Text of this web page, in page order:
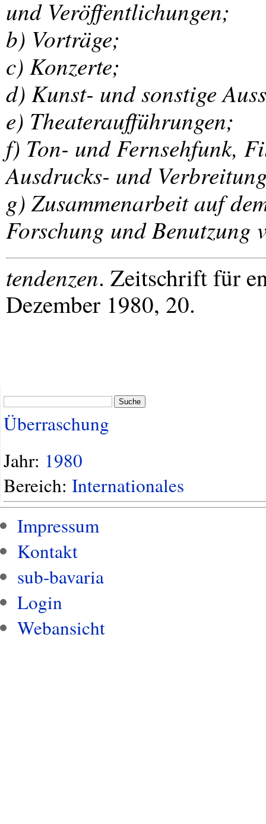
und Veröffentlichungen;
b) Vorträge;
c) Konzerte;
d) Kunst- und sonstige
e) Theateraufführungen;
f) Ton- und Fernsehfunk,
Ausdrucks- und
g) Zusammenarbeit auf
Forschung und Benutzung
tendenzen. Zeitschrift für
Dezember 1980, 20.
Suche
Überraschung
Jahr: 1980
Bereich: Internationales
Impressum
Kontakt
sub-bavaria
Login
Webansicht